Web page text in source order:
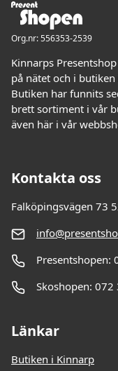
Org.nr: 556353-2539
Kinnarps
på nätet och i
Butiken har funnits
brett sortiment i vår
även här i vår
Kontakta oss
Falköpingsvägen 73
Presentshopen:
Skoshopen: 072
Länkar
Butiken i Kinnarp